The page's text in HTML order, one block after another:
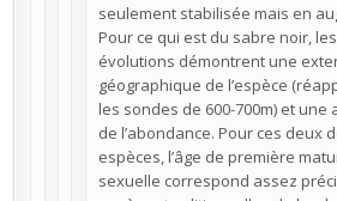
seulement stabilisée mais en
Pour ce qui est du sabre noir,
évolutions démontrent une
géographique de l’espèce
les sondes de 600-700m) et une
de l’abondance. Pour ces deux
espèces, l’âge de première
sexuelle correspond assez